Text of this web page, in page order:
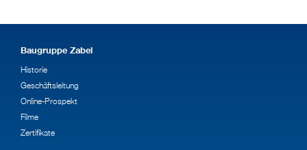
Baugruppe Zabel
Historie
Geschäftsleitung
Online-Prospekt
Filme
Zertifikate